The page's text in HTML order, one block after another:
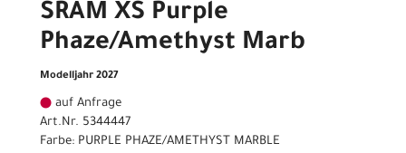
SRAM XS Purple
Phaze/Amethyst Marb
Modelljahr 2027
auf Anfrage
Art.Nr. 5344447
Farbe: PURPLE PHAZE/AMETHYST MARBLE